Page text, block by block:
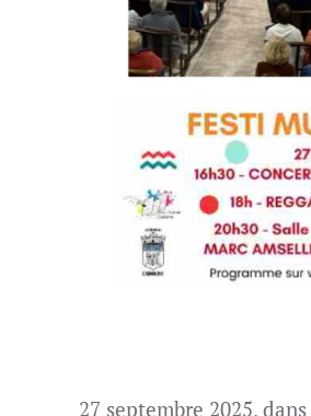
27 septembre 2025,